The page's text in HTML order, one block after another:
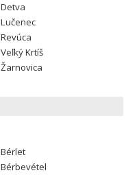
Detva
Lučenec
Revúca
Veľký Krtíš
Žarnovica
Bérlet
Bérbevétel